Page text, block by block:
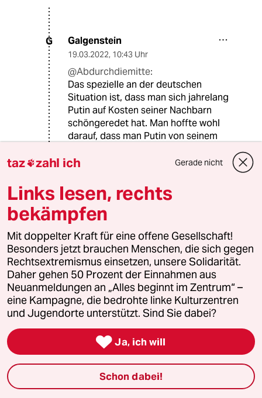
G Galgenstein
19.03.2022, 10:43 Uhr
@Abdurchdiemitte:
Das spezielle an der deutschen
Situation ist, dass man sich jahrelang
Putin auf Kosten seiner Nachbarn
schöngeredet hat. Man hoffte wohl
darauf, dass man Putin von seinem
könnte, stattdessen hat man ihn
0G 05867 (Profil gelöscht)
18.03.2022,11:28 Uhr
@Abdurchdiemitte:
Das sehe ich ganz genauso.
Eine ehrliche, klare Ansage durch
unsere Bundesregierung fehlt.
Das war aber noch nie die Stärke von
Hrn Scholz, der sich lieber im
Hintergrund und im Ungefähren
aufhält.
taz zahl ich Gerade nicht
Links lesen, rechts
bekämpfen
Mit doppelter Kraft für eine offene Gesellschaft!
Besonders jetzt brauchen Menschen, die sich gegen
Rechtsextremismus einsetzen, unsere Solidarität.
Daher gehen 50 Prozent der Einnahmen aus
Neuanmeldungen an „Alles beginnt im Zentrum“ –
eine Kampagne, die bedrohte linke Kulturzentren
und Jugendorte unterstützt. Sind Sie dabei?
 Ja, ich will
Schon dabei!